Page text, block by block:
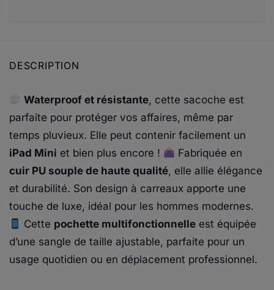
DESCRIPTION
Waterproof et résistante, cette sacoche est
parfaite pour protéger vos affaires, même par
temps pluvieux. Elle peut contenir facilement un
iPad Mini et bien plus encore !
Fabriquée en
cuir PU souple de haute qualité, elle allie élégance
et durabilité. Son design à carreaux apporte une
touche de luxe, idéal pour les hommes modernes.
Cette pochette multifonctionnelle est équipée
d’une sangle de taille ajustable, parfaite pour un
usage quotidien ou en déplacement professionnel.